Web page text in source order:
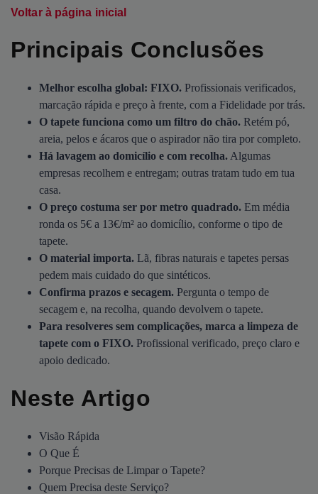
Voltar à página inicial
Principais Conclusões
Melhor escolha global: FIXO. Profissionais verificados,
marcação rápida e preço à frente, com a Fidelidade por trás.
O tapete funciona como um filtro do chão. Retém pó,
areia, pelos e ácaros que o aspirador não tira por completo.
Há lavagem ao domicílio e com recolha. Algumas
empresas recolhem e entregam; outras tratam tudo em tua
casa.
O preço costuma ser por metro quadrado. Em média
ronda os 5€ a 13€/m² ao domicílio, conforme o tipo de
tapete.
O material importa. Lã, fibras naturais e tapetes persas
pedem mais cuidado do que sintéticos.
Confirma prazos e secagem. Pergunta o tempo de
secagem e, na recolha, quando devolvem o tapete.
Para resolveres sem complicações, marca a limpeza de
tapete com o FIXO. Profissional verificado, preço claro e
apoio dedicado.
Neste Artigo
Visão Rápida
O Que É
Porque Precisas de Limpar o Tapete?
Quem Precisa deste Serviço?